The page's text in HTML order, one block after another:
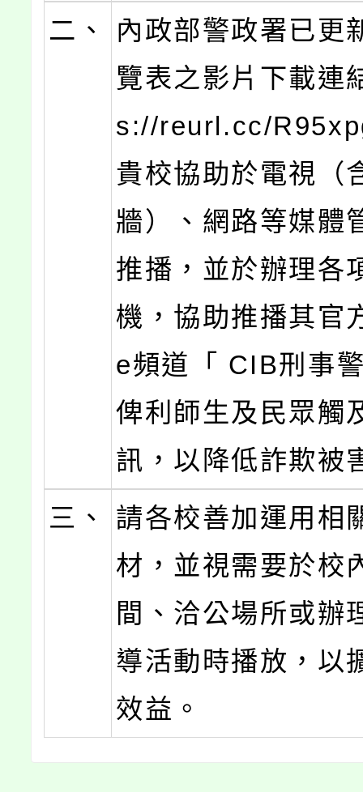
二、
內政部警政署已更
覽表之影片下載連
s://reurl.cc/
貴校協助於電視（
牆）、網路等媒體
推播，並於辦理各
機，協助推播其官
e頻道「 CIB刑事
俾利師生及民眾觸
訊，以降低詐欺被
三、
請各校善加運用相
材，並視需要於校
間、洽公場所或辦
導活動時播放，以
效益。